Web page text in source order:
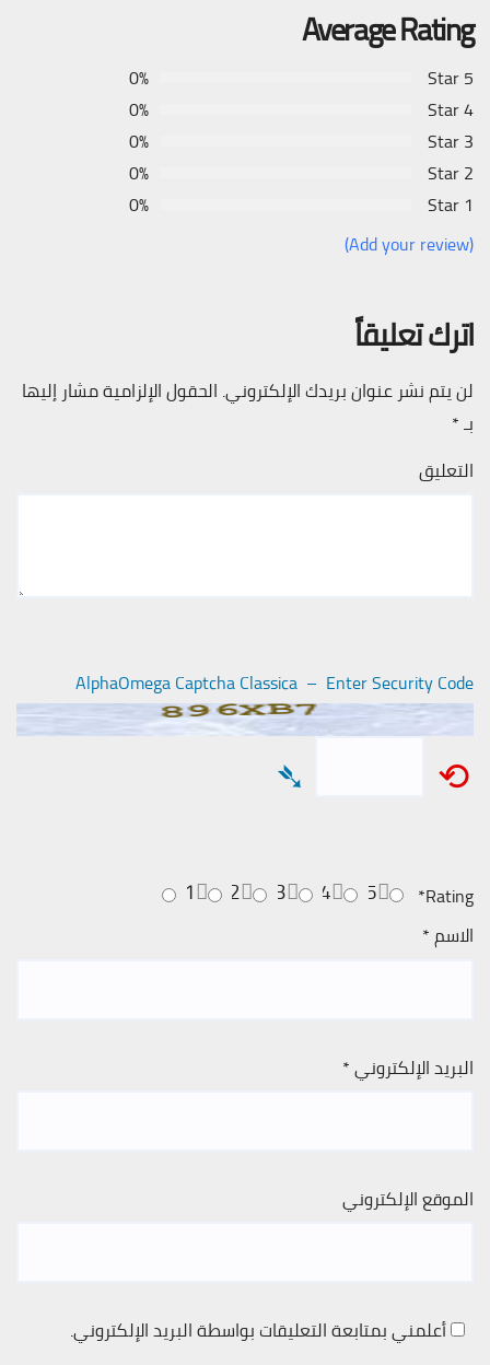
Average Rating
5 Star
0%
4 Star
0%
3 Star
0%
2 Star
0%
1 Star
0%
(Add your review)
اترك تعليقاً
لن يتم نشر عنوان بريدك الإلكتروني. الحقول الإلزامية مشار إليها
بـ*
التعليق
AlphaOmega Captcha Classica – Enter Security Code
⟲
➴
Rating
*
5
4
3
2
1
الاسم*
البريد الإلكتروني*
الموقع الإلكتروني
أعلمني بمتابعة التعليقات بواسطة البريد الإلكتروني.